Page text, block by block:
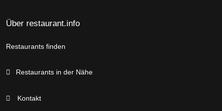
Über restaurant.info
Restaurants finden
Restaurants in der Nähe
Kontakt